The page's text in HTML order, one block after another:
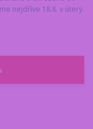
nejdříve 18.8. v úterý.